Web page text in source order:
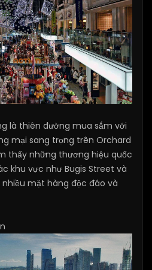
là thiên đường mua sắm với
mại sang trọng trên Orchard
thấy những thương hiệu quốc
khu vực như Bugis Street và
mặt hàng độc đáo và